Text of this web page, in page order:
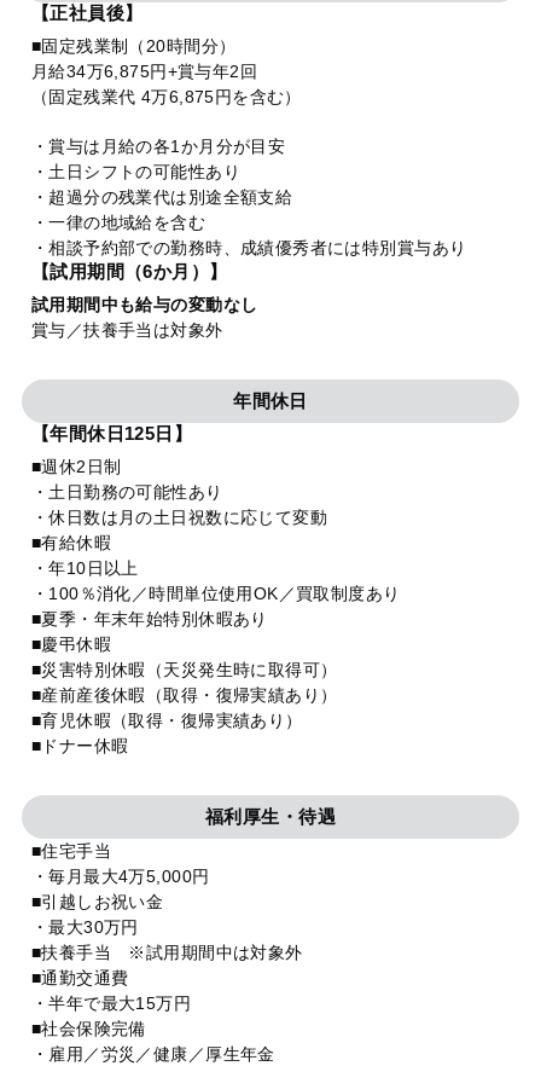
【正社員後】
■固定残業制（20時間分）
月給34万6,875円+賞与年2回
（固定残業代 4万6,875円を含む）
・賞与は月給の各1か月分が目安
・土日シフトの可能性あり
・超過分の残業代は別途全額支給
・一律の地域給を含む
・相談予約部での勤務時、成績優秀者には特別賞与あり
【試用期間（6か月）】
試用期間中も給与の変動なし
賞与／扶養手当は対象外
年間休日
【年間休日125日】
■週休2日制
・土日勤務の可能性あり
・休日数は月の土日祝数に応じて変動
■有給休暇
・年10日以上
・100％消化／時間単位使用OK／買取制度あり
■夏季・年末年始特別休暇あり
■慶弔休暇
■災害特別休暇（天災発生時に取得可）
■産前産後休暇（取得・復帰実績あり）
■育児休暇（取得・復帰実績あり）
■ドナー休暇
福利厚生・待遇
■住宅手当
・毎月最大4万5,000円
■引越しお祝い金
・最大30万円
■扶養手当 ※試用期間中は対象外
■通勤交通費
・半年で最大15万円
■社会保険完備
・雇用／労災／健康／厚生年金